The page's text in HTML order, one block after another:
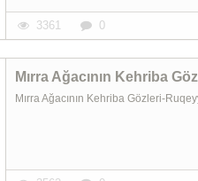
3361 0
Mırra Ağacının Kehriba Gözleri-